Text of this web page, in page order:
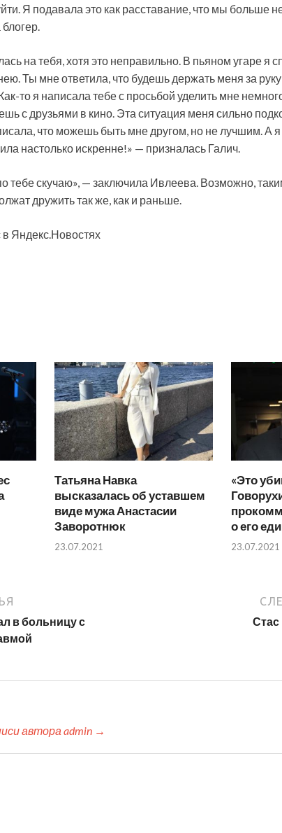
Я подавала это как расставание, что мы больше
на тебя, хотя это неправильно. В пьяном угаре я
Ты мне ответила, что будешь держать меня за
то я написала тебе с просьбой уделить мне
с друзьями в кино. Эта ситуация меня сильно
что можешь быть мне другом, но не лучшим. А я
настолько искренне!» — призналась Галич.
тебе скучаю», — заключила Ивлеева. Возможно,
дружить так же, как и раньше.
Яндекс.Новостях
Татьяна Навка
высказалась об уставшем
виде мужа Анастасии
Заворотнюк
23.07.2021
«Это
о его
23.07.2021
в больницу с
Стас
автора admin →